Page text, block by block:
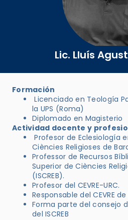
Lic. Lluís
Formación
Licenciado en Teología
la UPS (Roma)
Diplomado en Magisterio
Actividad docente y
Profesor de Eclesiología
Ciències Religioses de
Professor de Recursos
Superior de Ciències
(ISCREB).
Profesor del CEVRE-URC.
Responsable del CEVRE de
Forma parte del consejo
del ISCREB